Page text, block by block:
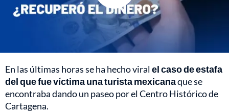
En las últimas horas se ha hecho viralel caso de estafa
del que fue víctima una turista mexicanaque se
encontraba dando un paseo por el Centro Histórico de
Cartagena.